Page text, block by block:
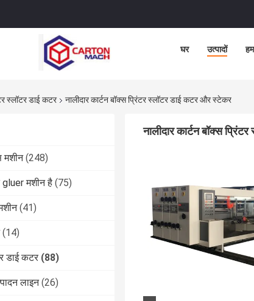
घर उत्पादों
स्लॉटर डाई कटर नालीदार कार्टन बॉक्स प्रिंटर स्लॉटर डाई कटर और स्टेकर
मशीन (248)
gluer मशीन है (75)
(41)
(14)
डाई कटर (88)
लाइन (26)
नालीदार कार्टन बॉक्स